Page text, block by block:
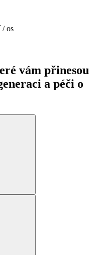
/ os
vám přinesou
a péči o